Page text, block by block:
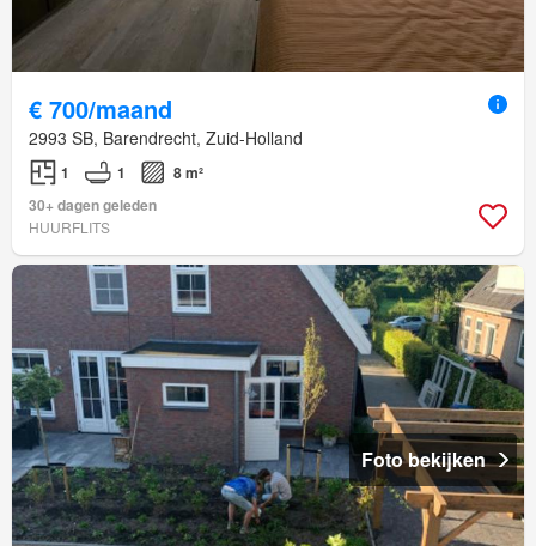
€ 700/maand
2993 SB, Barendrecht, Zuid-Holland
1 1
8 m²
30+ dagen geleden
HUURFLITS
Foto bekijken